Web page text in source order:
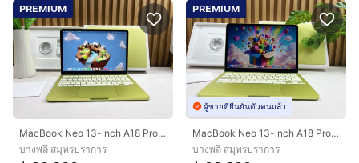
PREMIUM
MacBook Neo 13-inch A18 Pro 2026 Ram8GB SSD256GB Citrus
บางพลี สมุทรปราการ
PREMIUM
ผู้ขายที่ยืนยันตัวตนแล้ว
MacBook Neo 13-inch A18 Pro 2026 Ram8GB SSD256GB Citrus
บางพลี สมุทรปราการ